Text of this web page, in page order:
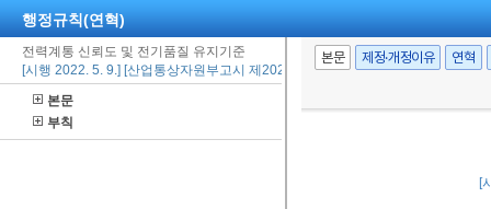
행정규칙(연혁)
전력계통 신뢰도 및 전기품질 유지기준
[시행 2022. 5. 9.] [산업통상자원부고시 제2022-79호, 2022. 5. 9., 일부개정]
본문
부칙
본문 제정·개정이유 연혁
[